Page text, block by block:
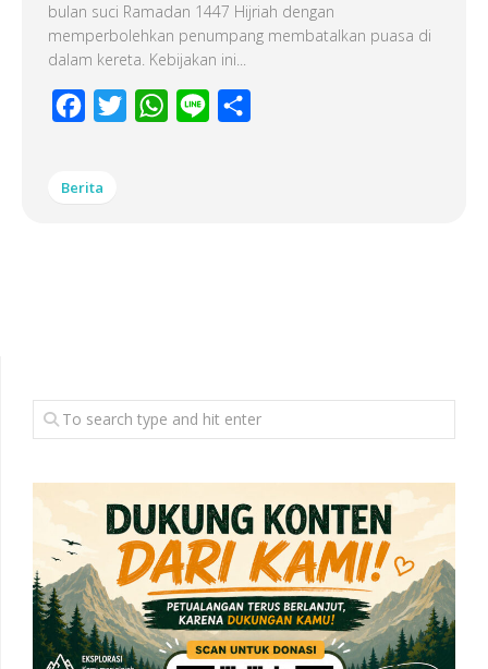
bulan suci Ramadan 1447 Hijriah dengan
memperbolehkan penumpang membatalkan puasa di
dalam kereta. Kebijakan ini...
Facebook
Twitter WhatsApp
Line
Berita